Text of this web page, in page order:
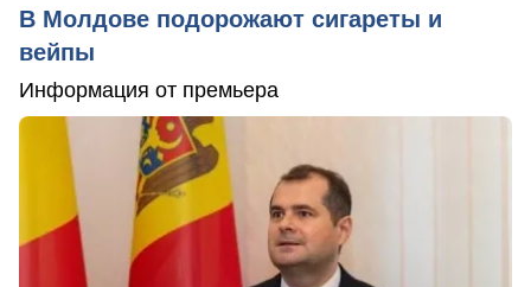
В Молдове подорожают сигареты и
вейпы
Информация от премьера